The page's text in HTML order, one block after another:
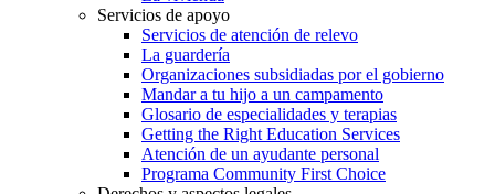
Servicios de apoyo
Servicios de atención de relevo
La guardería
Organizaciones subsidiadas por el gobierno
Mandar a tu hijo a un campamento
Glosario de especialidades y terapias
Getting the Right Education Services
Atención de un ayudante personal
Programa Community First Choice